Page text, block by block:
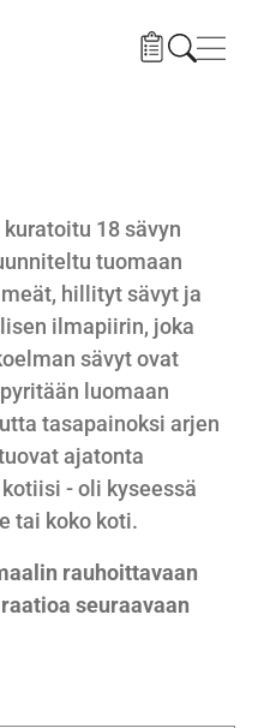
kuratoitu 18 sävyn
tuomaan
hillityt sävyt ja
ilmapiirin, joka
sävyt ovat
luomaan
tasapainoksi arjen
ajatonta
- oli kyseessä
tai koko koti.
rauhoittavaan
seuraavaan